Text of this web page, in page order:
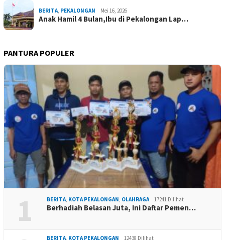
BERITA, PEKALONGAN Mei 16, 2026
Anak Hamil 4 Bulan,Ibu di Pekalongan Lap…
PANTURA POPULER
1 BERITA, KOTA PEKALONGAN, OLAHRAGA 17241 Dilihat
Berhadiah Belasan Juta, Ini Daftar Pemen…
BERITA, KOTA PEKALONGAN 12438 Dilihat